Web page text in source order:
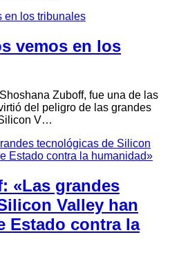
vemos en los
Zuboff, fue una de las
del peligro de las grandes
V…
«Las grandes
Valley han
Estado contra la